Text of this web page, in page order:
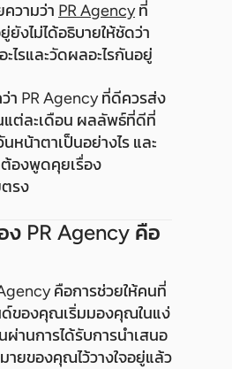
วามว่า PR Agencyที่
งไม่ได้อธิบายให้ชัดว่า
ไรและวัดผลอะไรกันอยู่
า PR Agency ที่ดีควรส่ง
แต่ละเดือน ผลลัพธ์ที่ดีที่
หน้าตาเป็นอย่างไร และ
ต้องพูดคุยเรื่อง
รง
PR Agency คือ
คือการช่วยให้คนที่
ด์ของคุณเริ่มมองคุณในแง่
านการได้รับการนำเสนอ
ายของคุณไว้วางใจอยู่แล้ว